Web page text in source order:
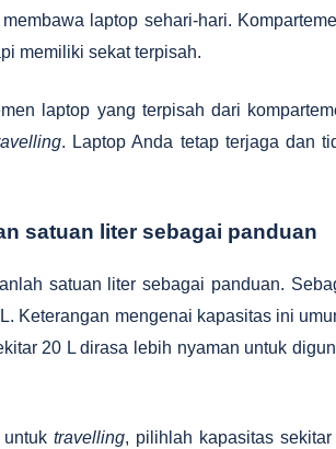
laptop sehari-hari.
memiliki sekat terpisah.
laptop yang terpisah dari
. Laptop Anda tetap terjaga dan
satuan liter sebagai panduan
satuan liter sebagai panduan.
Keterangan mengenai kapasitas ini
20 L dirasa lebih nyaman untuk
travelling, pilihlah kapasitas